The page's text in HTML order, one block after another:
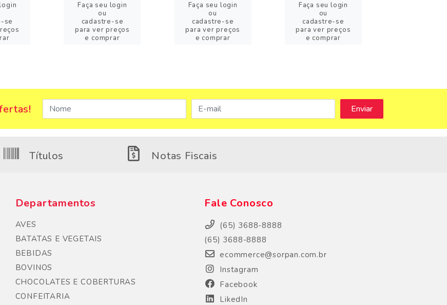
se
Faça seu login
ou
cadastre-se
para ver preços
e comprar
Faça seu login
ou
cadastre-se
para ver preços
e comprar
Faça seu login
ou
cadastre-se
para ver preços
e comprar
Títulos Notas Fiscais
Departamentos
AVES
BATATAS E VEGETAIS
BEBIDAS
BOVINOS
CHOCOLATES E COBERTURAS
CONFEITARIA
Fale Conosco
(65) 3688-8888
(65) 3688-8888
ecommerce@sorpan.com.br
Instagram
Facebook
LikedIn